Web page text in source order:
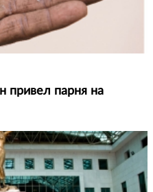
привел парня на